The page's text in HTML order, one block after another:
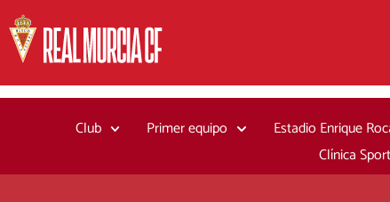
al
contenido
Club Primer equipo Estadio Enrique
Clínica